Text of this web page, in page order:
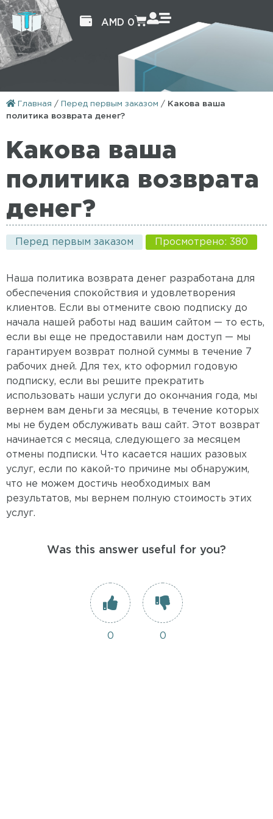
AMD 0
Главная / Перед первым заказом / Какова ваша
политика возврата денег?
Какова ваша
политика возврата
денег?
Перед первым заказом Просмотрено: 380
Наша политика возврата денег разработана для
обеспечения спокойствия и удовлетворения
клиентов. Если вы отмените свою подписку до
начала нашей работы над вашим сайтом — то есть,
если вы еще не предоставили нам доступ — мы
гарантируем возврат полной суммы в течение 7
рабочих дней. Для тех, кто оформил годовую
подписку, если вы решите прекратить
использовать наши услуги до окончания года, мы
вернем вам деньги за месяцы, в течение которых
мы не будем обслуживать ваш сайт. Этот возврат
начинается с месяца, следующего за месяцем
отмены подписки. Что касается наших разовых
услуг, если по какой-то причине мы обнаружим,
что не можем достичь необходимых вам
результатов, мы вернем полную стоимость этих
услуг.
Was this answer useful for you?
0 0